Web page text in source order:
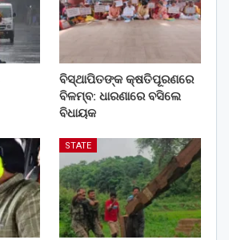
ବିସ୍ଥାପିତଙ୍କ କ୍ଷତିପୂରଣରେ
ବିଳମ୍ବ: ଧାରଣାରେ ବସିଲେ
ବିଧାୟକ
STATE